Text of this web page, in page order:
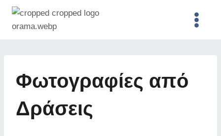
Skip
Φωτογραφίες από
Δράσεις